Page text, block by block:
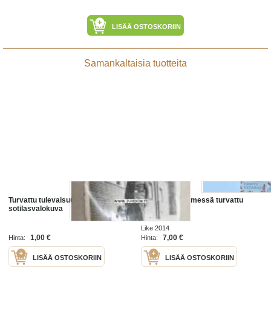
LISÄÄ OSTOSKORIIN
Samankaltaisia tuotteita
Turvattu tulevaisuus -saksalainen
sotilasvalokuva
Hinta: 1,00 €
LISÄÄ OSTOSKORIIN
Serbia - Tähtäimessä turvattu
tulevaisuus
Like 2014
Hinta:
7,00 €
LISÄÄ OSTOSKORIIN